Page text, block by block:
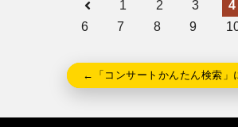
1 2 3 4
6
7 8 9
←「コンサートかんたん検索」